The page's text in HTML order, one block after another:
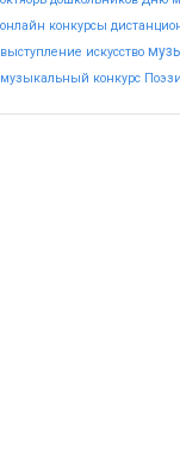
онлайн конкурсы
выступление искусство
музыкальный конкурс